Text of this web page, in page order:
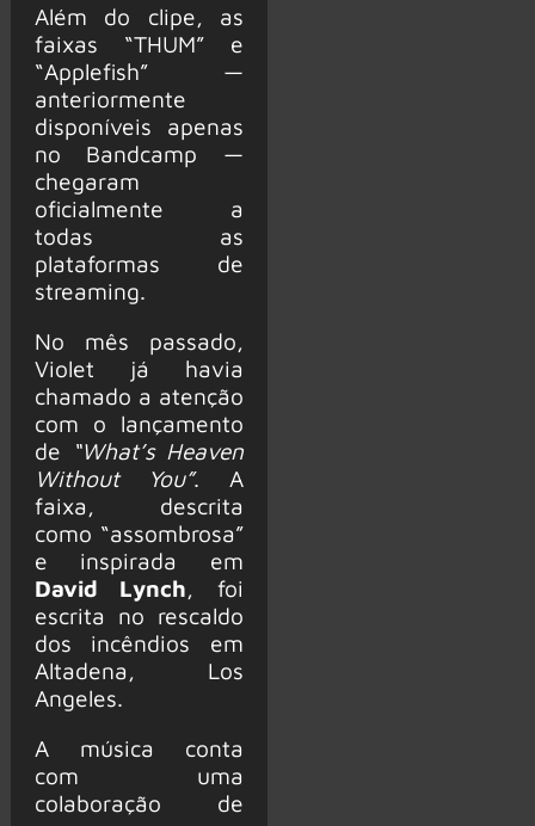
Além do clipe, as
faixas “THUM” e
“Applefish” —
anteriormente
disponíveis apenas
no Bandcamp —
chegaram
oficialmente a
todas as
plataformas de
streaming.
No mês passado,
Violet já havia
chamado a atenção
com o lançamento
de
“What’s Heaven
Without You”. A
faixa, descrita
como “assombrosa”
e inspirada em
David Lynch, foi
escrita no rescaldo
dos incêndios em
Altadena, Los
Angeles.
A música conta
com uma
colaboração de